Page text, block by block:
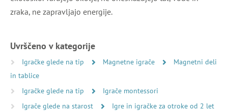
zraka, ne zapravljajo energije.
Uvrščeno v kategorije
Igračke glede na tip Magnetne igrače
Magnetni deli
in tablice
Igračke glede na tip
Igrače montessori
Igrače glede na starost
Igre in igračke za otroke od 2 let